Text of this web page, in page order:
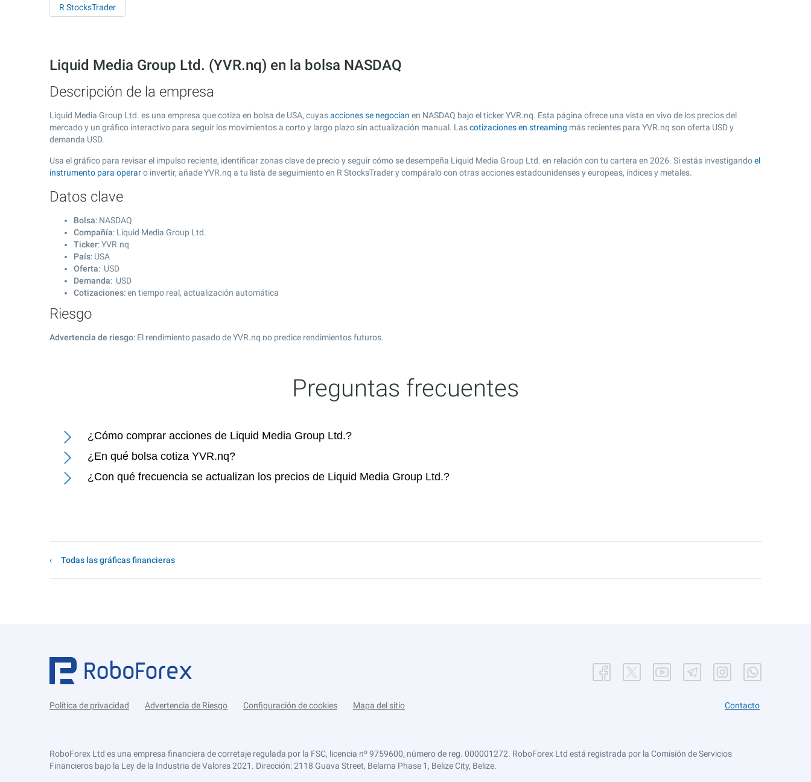
R StocksTrader
Liquid Media Group Ltd. (YVR.nq) en la bolsa NASDAQ
Descripción de la empresa
Liquid Media Group Ltd. es una empresa que cotiza en bolsa de USA, cuyasacciones se negocian en NASDAQ bajo el ticker YVR.nq. Esta página ofrece una vista en vivo de los precios del
mercado y un gráfico interactivo para seguir los movimientos a corto y largo plazo sin actualización manual. Lascotizaciones en streaming más recientes para YVR.nq son oferta USD y
demanda USD.
Usa el gráfico para revisar el impulso reciente, identificar zonas clave de precio y seguir cómo se desempeña Liquid Media Group Ltd. en relación con tu cartera en 2026. Si estás investigandoel
instrumento para operaro invertir, añade YVR.nq a tu lista de seguimiento en R StocksTrader y compáralo con otras acciones estadounidenses y europeas, índices y metales.
Datos clave
Bolsa: NASDAQ
Compañía: Liquid Media Group Ltd.
Ticker: YVR.nq
País: USA
Oferta: USD
Demanda: USD
Cotizaciones: en tiempo real, actualización automática
Riesgo
Advertencia de riesgo: El rendimiento pasado de YVR.nq no predice rendimientos futuros.
Preguntas frecuentes
¿Cómo comprar acciones de Liquid Media Group Ltd.?
¿En qué bolsa cotiza YVR.nq?
¿Con qué frecuencia se actualizan los precios de Liquid Media Group Ltd.?
Todas las gráficas financieras
Política de privacidad Advertencia de Riesgo Configuración de cookies Mapa del sitio Contacto
RoboForex Ltd es una empresa financiera de corretaje regulada por la FSC, licencia nº 9759600, número de reg. 000001272. RoboForex Ltd está registrada por la Comisión de Servicios
Financieros bajo la Ley de la Industria de Valores 2021. Dirección: 2118 Guava Street, Belama Phase 1, Belize City, Belize.